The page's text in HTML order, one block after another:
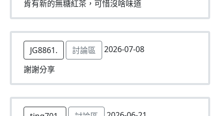
肯有新的無糖紅茶，可惜沒啥味道
JG8861. 討論區
2026-07-08
謝謝分享